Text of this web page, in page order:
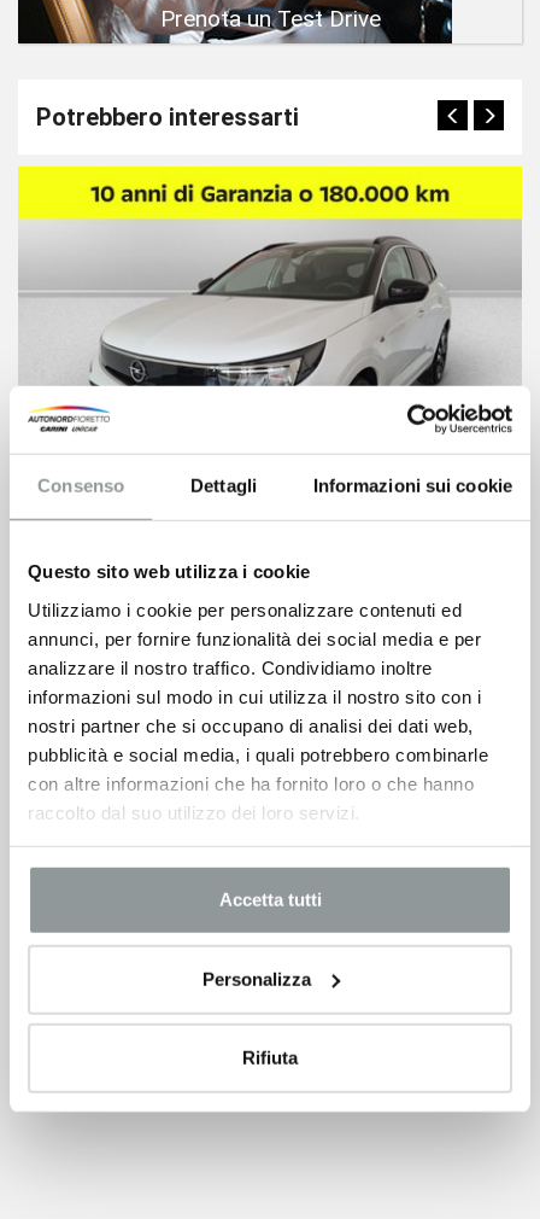
Consenso Dettagli Informazioni sui cookie
Questo sito web utilizza i cookie
Utilizziamo i cookie per personalizzare contenuti ed
annunci, per fornire funzionalità dei social media e per
analizzare il nostro traffico. Condividiamo inoltre
informazioni sul modo in cui utilizza il nostro sito con i
nostri partner che si occupano di analisi dei dati web,
pubblicità e social media, i quali potrebbero combinarle
con altre informazioni che ha fornito loro o che hanno
raccolto dal suo utilizzo dei loro servizi.
Accetta tutti
Personalizza
Rifiuta
Prenota un Test Drive
Potrebbero interessarti
Opel Grandland
19.900€
VEDI SCHEDA